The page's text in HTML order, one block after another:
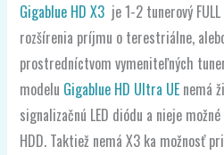
Gigablue HD X3 je 1-2 tunerový
rozšírenia príjmu o terestriálne,
prostredníctvom vymeniteľných
modelu Gigablue HD Ultra UE nemá
signalizačnú LED diódu a nieje
HDD. Taktiež nemá X3 ka možnosť